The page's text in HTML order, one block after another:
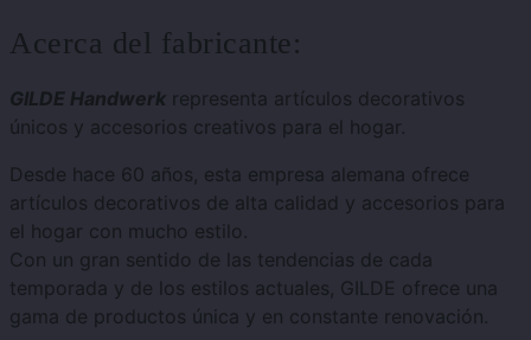
Acerca del fabricante:
GILDE Handwerk representa artículos decorativos
únicos y accesorios creativos para el hogar.
Desde hace 60 años, esta empresa alemana ofrece
artículos decorativos de alta calidad y accesorios para
el hogar con mucho estilo.
Con un gran sentido de las tendencias de cada
temporada y de los estilos actuales, GILDE ofrece una
gama de productos única y en constante renovación.